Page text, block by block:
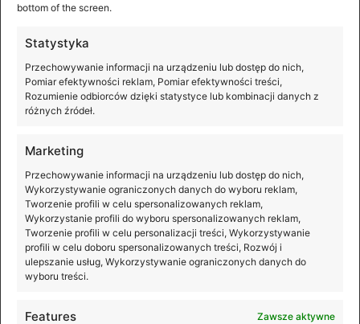
bottom of the screen.
Statystyka
Przechowywanie informacji na urządzeniu lub dostęp do nich,
Pomiar efektywności reklam, Pomiar efektywności treści,
Rozumienie odbiorców dzięki statystyce lub kombinacji danych z
różnych źródeł.
Marketing
Przechowywanie informacji na urządzeniu lub dostęp do nich,
Wykorzystywanie ograniczonych danych do wyboru reklam,
Tworzenie profili w celu spersonalizowanych reklam,
Wykorzystanie profili do wyboru spersonalizowanych reklam,
Tworzenie profili w celu personalizacji treści, Wykorzystywanie
profili w celu doboru spersonalizowanych treści, Rozwój i
ulepszanie usług, Wykorzystywanie ograniczonych danych do
wyboru treści.
Features Zawsze aktywne
ma